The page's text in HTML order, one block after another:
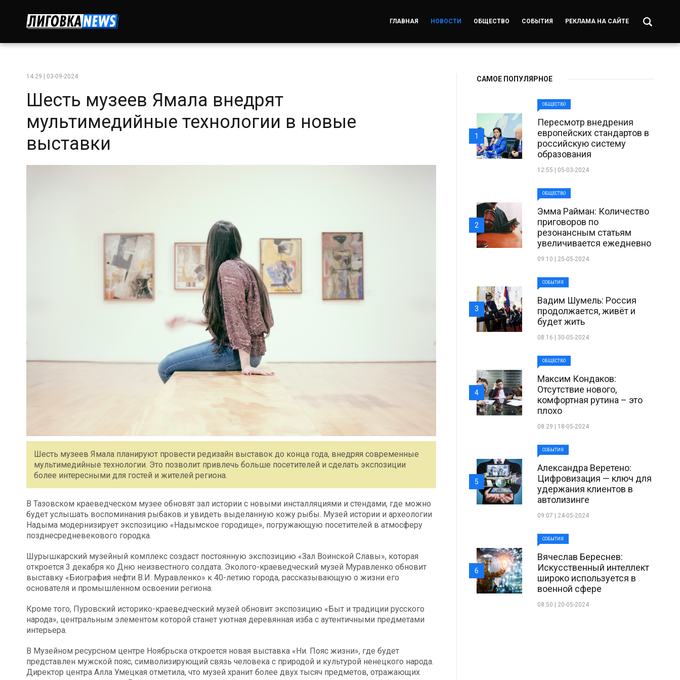
ГЛАВНАЯ НОВОСТИ ОБЩЕСТВО СОБЫТИЯ РЕКЛАМА НА САЙТЕ
14:29 | 03-09-2024
Шесть музеев Ямала внедрят
мультимедийные технологии в новые
выставки
Шесть музеев Ямала планируют провести редизайн выставок до конца года, внедряя современные
мультимедийные технологии. Это позволит привлечь больше посетителей и сделать экспозиции
более интересными для гостей и жителей региона.
В Тазовском краеведческом музее обновят зал истории с новыми инсталляциями и стендами, где можно
будет услышать воспоминания рыбаков и увидеть выделанную кожу рыбы. Музей истории и археологии
Надыма модернизирует экспозицию «Надымское городище», погружающую посетителей в атмосферу
позднесредневекового городка.
Шурышкарский музейный комплекс создаст постоянную экспозицию «Зал Воинской Славы», которая
откроется 3 декабря ко Дню неизвестного солдата. Эколого-краеведческий музей Муравленко обновит
выставку «Биография нефти В.И. Муравленко» к 40-летию города, рассказывающую о жизни его
основателя и промышленном освоении региона.
Кроме того, Пуровский историко-краеведческий музей обновит экспозицию «Быт и традиции русского
народа», центральным элементом которой станет уютная деревянная изба с аутентичными предметами
интерьера.
В Музейном ресурсном центре Ноябрьска откроется новая выставка «Ни. Пояс жизни», где будет
представлен мужской пояс, символизирующий связь человека с природой и культурой ненецкого народа.
Директор центра Алла Умецкая отметила, что музей хранит более двух тысяч предметов, отражающих
САМОЕ ПОПУЛЯРНОЕ
ОБЩЕСТВО
Пересмотр внедрения
европейских стандартов в
российскую систему
образования
12:55 | 05-03-2024
1
ОБЩЕСТВО
Эмма Райман: Количество
приговоров по
резонансным статьям
увеличивается ежедневно
09:10 | 25-05-2024
2
СОБЫТИЯ
Вадим Шумель: Россия
продолжается, живёт и
будет жить
08:16 | 30-05-2024
3
ОБЩЕСТВО
Максим Кондаков:
Отсутствие нового,
комфортная рутина – это
плохо
08:29 | 18-05-2024
4
СОБЫТИЯ
Александра Веретено:
Цифровизация — ключ для
удержания клиентов в
автолизинге
09:07 | 24-05-2024
5
СОБЫТИЯ
Вячеслав Береснев:
Искусственный интеллект
широко используется в
военной сфере
08:50 | 20-05-2024
6